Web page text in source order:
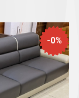
-0%